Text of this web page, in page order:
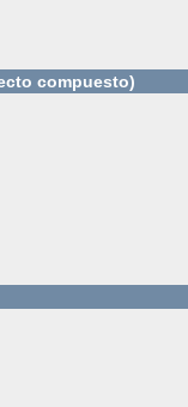
compuesto)